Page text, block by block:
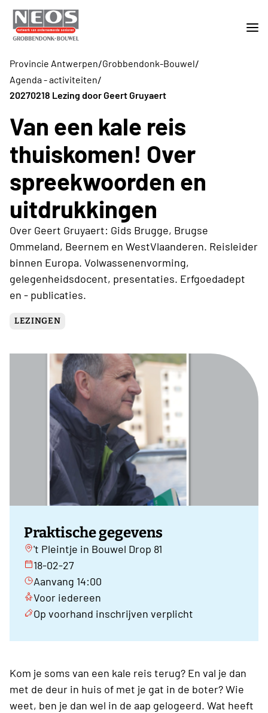
Provincie Antwerpen/Grobbendonk-Bouwel/
Agenda - activiteiten/
20270218 Lezing door Geert Gruyaert
Van een kale reis
thuiskomen! Over
spreekwoorden en
uitdrukkingen
Over Geert Gruyaert: Gids Brugge, Brugse
Ommeland, Beernem en WestVlaanderen. Reisleider
binnen Europa. Volwassenenvorming,
gelegenheidsdocent, presentaties. Erfgoedadept
en - publicaties.
LEZINGEN
Praktische gegevens
't Pleintje in Bouwel Drop 81
18-02-27
Aanvang 14:00
Voor iedereen
Op voorhand inschrijven verplicht
Kom je soms van een kale reis terug? En val je dan
met de deur in huis of met je gat in de boter? Wie
weet, ben je dan wel in de aap gelogeerd. Wat heeft